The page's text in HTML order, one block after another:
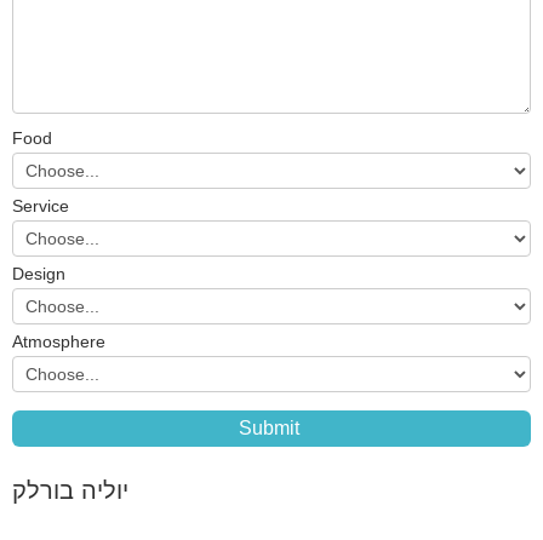
Food
Service
Design
Atmosphere
יוליה בורלק